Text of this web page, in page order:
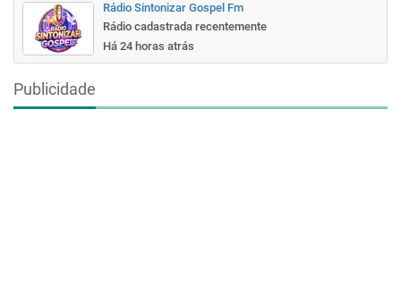
Rádio Sintonizar Gospel Fm
Rádio cadastrada recentemente
Há 24 horas atrás
Publicidade